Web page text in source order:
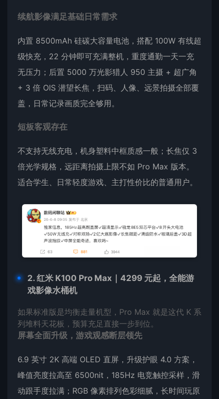
续航影像满足基础日常需求
内置 8500mAh 硅碳大容量电池，搭配 100W 有线超
级快充，22 分钟即可充满整机，重度通勤一天一充
无压力；后置 5000 万光影猎人 950 主摄 + 超广角
+ 3 倍 OIS 潜望长焦，扫码、人像、远景拍摄全部覆
盖，日常记录画质完全够用。
短板客观存在
不支持无线充电，机身塑料中框质感一般；长焦仅 3
倍光学规格，远距离拍摄上限不如 Pro Max 版本。
适合学生、日常轻度游戏、主打性价比的普通用户。
2. 红米 K100 Pro Max｜4299 元起，全能游
戏影像水桶机
如果标准版是均衡走量机型，Pro Max 就是这代 K 系
列堆料天花板，预算充足直接一步到位。
屏幕全面升级，游戏观感断层领先
6.9 英寸 2K 高端 OLED 直屏，升级护眼 4.0 方案，
峰值亮度拉高至 6500nit，185Hz 电竞触控采样，滑
动跟手度拉满；RGB 像素排列色彩细腻，长时间玩原